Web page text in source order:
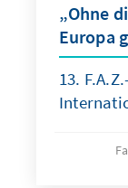
„Ohne
Europa
13.